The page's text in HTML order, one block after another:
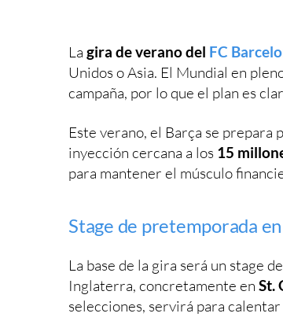
La gira de verano del FC
Unidos o Asia. El Mundial en
campaña, por lo que el plan es
Este verano, el Barça se prepara
inyección cercana a los 15
para mantener el músculo
Stage de pretemporada
La base de la gira será un stage
Inglaterra, concretamente en St.
selecciones, servirá para